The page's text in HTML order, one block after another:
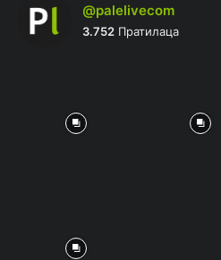
@palelivecom
3.752 Пратилаца